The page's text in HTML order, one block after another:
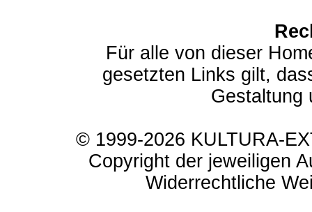
Für alle von dieser
gesetzten Links gilt,
Gestaltung
© 1999-2026 KULTURA-
Copyright der jeweiligen
Widerrechtliche